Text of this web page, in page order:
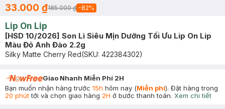
33.000 ₫185.000 ₫ -82%
Lip On Lip
[HSD 10/2026] Son Lì Siêu Mịn Dưỡng Tối Ưu Lip On Lip
Màu Đỏ Anh Đào 2.2g
Silky Matte Cherry Red(SKU: 422384302)
Giao Nhanh Miễn Phí 2H
Bạn muốn nhận hàng trước 15h hôm nay (Miễn phí). Đặt hàng trong
20 phúttới và chọn giao hàng 2H ở bước thanh toán. Xem chi tiết